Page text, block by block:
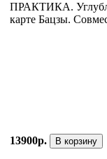
ПРАКТИКА.
карте Бацзы.
13900р. В корзину